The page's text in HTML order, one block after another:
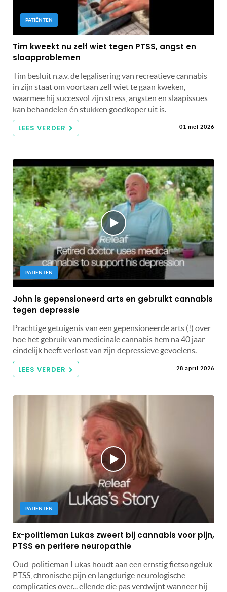
PATIËNTEN
Tim kweekt nu zelf wiet tegen PTSS, angst en
slaapproblemen
Tim besluit n.a.v. de legalisering van recreatieve cannabis
in zijn staat om voortaan zelf wiet te gaan kweken,
waarmee hij succesvol zijn stress, angsten en slaapissues
kan behandelen én stukken goedkoper uit is.
LEES VERDER 01 mei 2026
PATIËNTEN
John is gepensioneerd arts en gebruikt cannabis
tegen depressie
Prachtige getuigenis van een gepensioneerde arts (!) over
hoe het gebruik van medicinale cannabis hem na 40 jaar
eindelijk heeft verlost van zijn depressieve gevoelens.
LEES VERDER 28 april 2026
PATIËNTEN
Ex-politieman Lukas zweert bij cannabis voor pijn,
PTSS en perifere neuropathie
Oud-politieman Lukas houdt aan een ernstig fietsongeluk
PTSS, chronische pijn en langdurige neurologische
complicaties over... ellende die pas verdwijnt wanneer hij